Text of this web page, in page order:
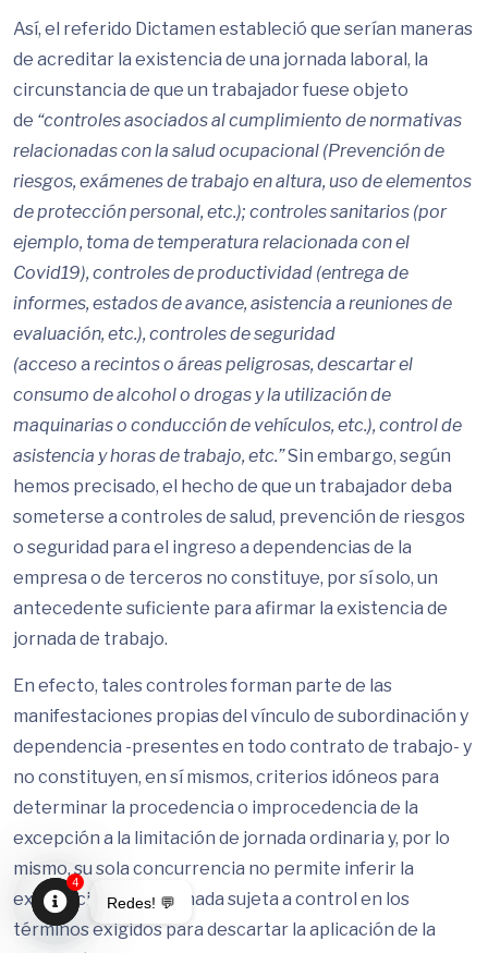
Así, el referido Dictamen estableció que serían maneras
de acreditar la existencia de una jornada laboral, la
circunstancia de que un trabajador fuese objeto
de “controles asociados al cumplimiento de normativas
relacionadas con la salud ocupacional (Prevención de
riesgos, exámenes de trabajo en altura, uso de elementos
de protección personal, etc.); controles sanitarios (por
ejemplo, toma de temperatura relacionada con el
Covid19), controles de productividad (entrega de
informes, estados de avance, asistencia a reuniones de
evaluación, etc.), controles de seguridad
(acceso a recintos o áreas peligrosas, descartar el
consumo de alcohol o drogas y la utilización de
maquinarias o conducción de vehículos, etc.), control de
asistencia y horas de trabajo, etc.”Sin embargo, según
hemos precisado, el hecho de que un trabajador deba
someterse a controles de salud, prevención de riesgos
o seguridad para el ingreso a dependencias de la
empresa o de terceros no constituye, por sí solo, un
antecedente suficiente para afirmar la existencia de
jornada de trabajo.
En efecto, tales controles forman parte de las
manifestaciones propias del vínculo de subordinación y
dependencia -presentes en todo contrato de trabajo- y
no constituyen, en sí mismos, criterios idóneos para
determinar la procedencia o improcedencia de la
excepción a la limitación de jornada ordinaria y, por lo
mismo, su sola concurrencia no permite inferir la
existencia de una jornada sujeta a control en los
términos exigidos para descartar la aplicación de la
Redes! 💬
Open
4